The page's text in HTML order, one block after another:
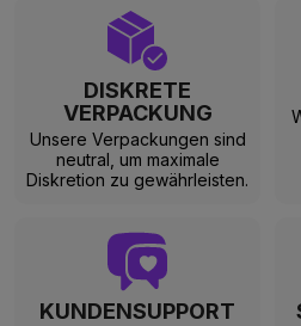
DISKRETE
VERPACKUNG
Unsere Verpackungen sind
neutral, um maximale
Diskretion zu gewährleisten.
KUNDENSUPPORT